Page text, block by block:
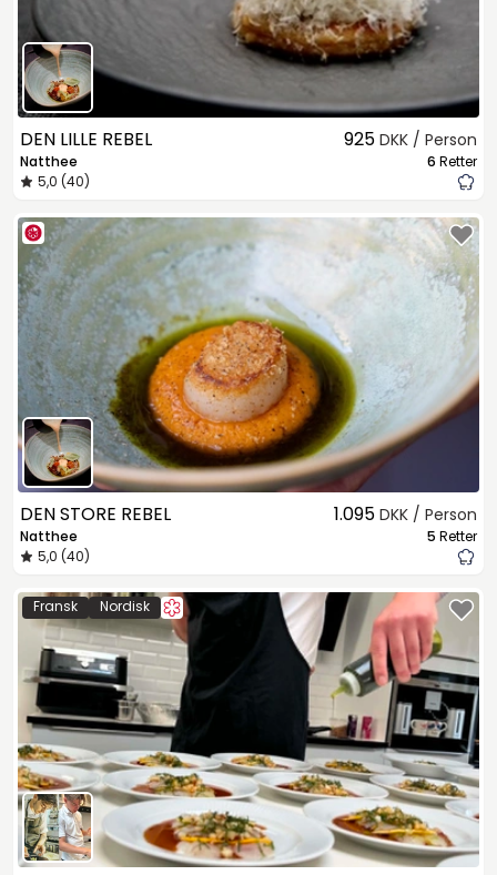
DEN LILLE REBEL
Natthee
5,0 (40)
925 DKK / Person
6 Retter
DEN STORE REBEL
Natthee
5,0 (40)
1.095 DKK / Person
5 Retter
Fransk Nordisk